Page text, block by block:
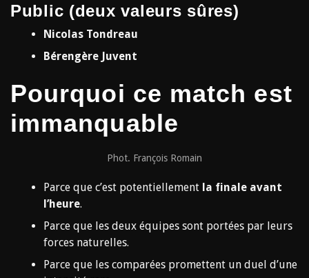
Public (deux valeurs sûres)
Nicolas Tondreau
Bérengère Juvent
Pourquoi ce match est
immanquable
Phot. François Romain
Parce que c’est potentiellement la finale avant
l’heure.
Parce que les deux équipes sont portées par leurs
forces naturelles.
Parce que les comparées promettent un duel d’une